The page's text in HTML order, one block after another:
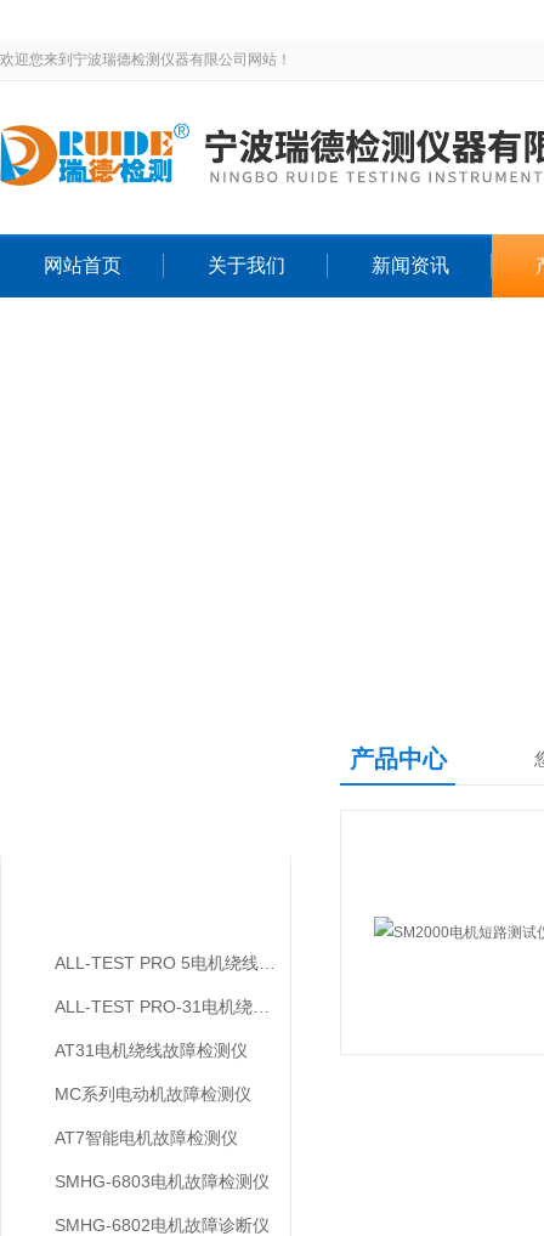
欢迎您来到宁波瑞德检测仪器有限公司网站！
网站首页 关于我们 新闻资讯
AT31电机绕线故障检测仪
MC系列电动机故障检测仪
AT7智能电机故障检测仪
SMHG-6803电机故障检测仪
SMHG-6802电机故障诊断仪
产品中心